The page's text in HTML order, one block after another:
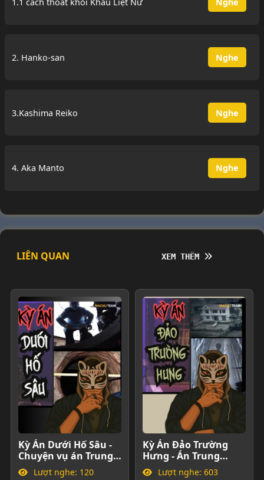
2. Hanko-san Nghe
3.Kashima Reiko Nghe
4. Aka Manto Nghe
LIÊN QUAN
XEM THÊM
Kỳ Án Dưới Hố Sâu -
Chuyện vụ án Trung
QuốcLượt nghe: 120
Kỳ Án Đảo Trường
Hưng - Án Trung
QuốcLượt nghe: 603